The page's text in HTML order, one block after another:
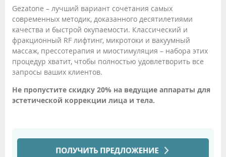
Gezatone – лучший вариант сочетания самых
современных методик, доказанного десятилетиями
качества и быстрой окупаемости. Классический и
фракционный RF лифтинг, микротоки и вакуумный
массаж, прессотерапия и миостимуляция – набора этих
процедур хватит, чтобы полностью удовлетворить все
запросы ваших клиентов.
Не пропустите скидку 20% на ведущие аппараты для
эстетической коррекции лица и тела.